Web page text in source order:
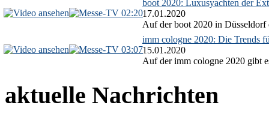
02:20
boot 2020: Luxusyachten der
17.01.2020
Auf der boot 2020 in Düsseldorf
03:07
imm cologne 2020: Die Trends
15.01.2020
Auf der imm cologne 2020 gibt
aktuelle Nachrichten